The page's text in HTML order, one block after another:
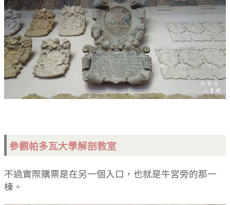
參觀帕多瓦大學解剖教室
不過實際購票是在另一個入口，也就是牛宮旁的那一
棟。